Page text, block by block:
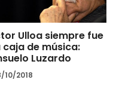
Ulloa siempre fue
caja de música:
Luzardo
10/2018